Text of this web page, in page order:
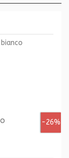
-26%